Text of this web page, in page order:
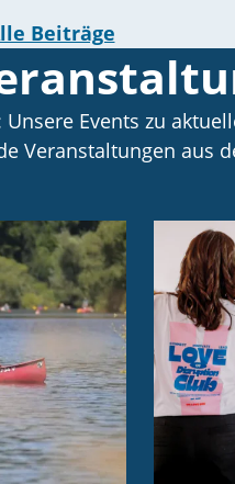
Beiträge
Events zu
Veranstaltungen aus